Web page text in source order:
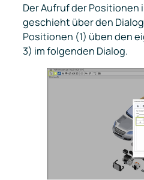
Der Aufruf der Positionen
geschieht über den
Positionen (1) üben den
3) im folgenden Dialog.